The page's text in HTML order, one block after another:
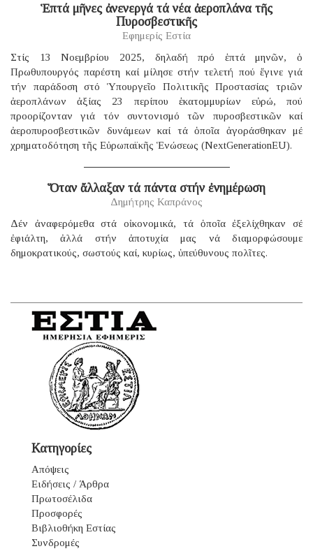
Ἑπτά μῆνες ἀνενεργά τά νέα ἀεροπλάνα τῆς
Πυροσβεστικῆς
Εφημερίς Εστία
Στίς 13 Νοεμβρίου 2025, δηλαδή πρό ἑπτά μηνῶν, ὁ
Πρωθυπουργός παρέστη καί μίλησε στήν τελετή πού ἔγινε γιά
τήν παράδοση στό Ὑπουργεῖο Πολιτικῆς Προστασίας τριῶν
ἀεροπλάνων ἀξίας 23 περίπου ἑκατομμυρίων εὐρώ, πού
προορίζονταν γιά τόν συντονισμό τῶν πυροσβεστικῶν καί
ἀεροπυροσβεστικῶν δυνάμεων καί τά ὁποῖα ἀγοράσθηκαν μέ
χρηματοδότηση τῆς Εὐρωπαϊκῆς Ἑνώσεως (NextGenerationEU).
Ὅταν ἄλλαξαν τά πάντα στήν ἐνημέρωση
Δημήτρης Καπράνος
Δέν ἀναφερόμεθα στά οἰκονομικά, τά ὁποῖα ἐξελίχθηκαν σέ
ἐφιάλτη, ἀλλά στήν ἀποτυχία μας νά διαμορφώσουμε
δημοκρατικούς, σωστούς καί, κυρίως, ὑπεύθυνους πολῖτες.
Κατηγορίες
Απόψεις
Ειδήσεις / Άρθρα
Πρωτοσέλιδα
Προσφορές
Βιβλιοθήκη Εστίας
Συνδρομές